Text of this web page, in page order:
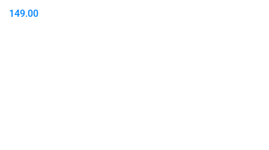
149.00